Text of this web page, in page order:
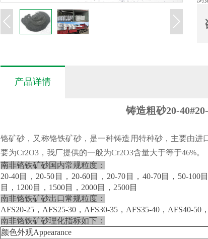
产品详情
铸造粗砂20-
铬矿砂‌，又称铬铁矿砂，是一种铸造用特种砂，主要由
要为Cr2O3，我厂提供的一般为Cr2O3含量大于等于46%。
南非铬铁矿砂国内常规粒度：
20-40目，20-50目，20-60目，20-70目，40-70目，50-
目，1200目，1500目，2000目，2500目
南非铬铁矿砂出口常规粒度：
AFS20-25，AFS25-30，AFS30-35，AFS35-40，AFS40-50
南非铬铁矿砂理化指标如下：
颜色外观Appearance